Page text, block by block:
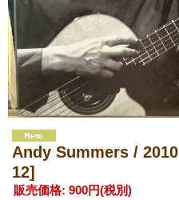
Andy Summers / 2010
12]
販売価格: 900円(税別)